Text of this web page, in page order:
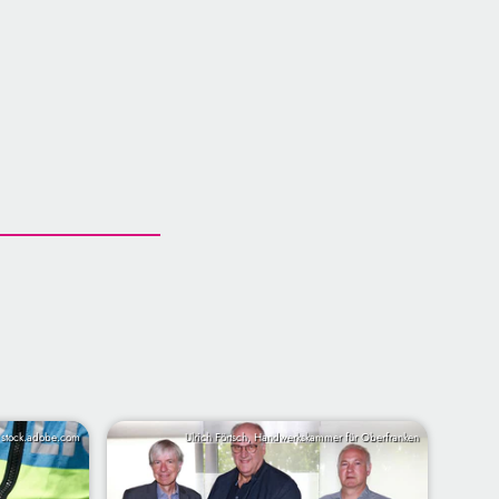
Ulrich Förtsch, Handwerkskammer für Oberfranken